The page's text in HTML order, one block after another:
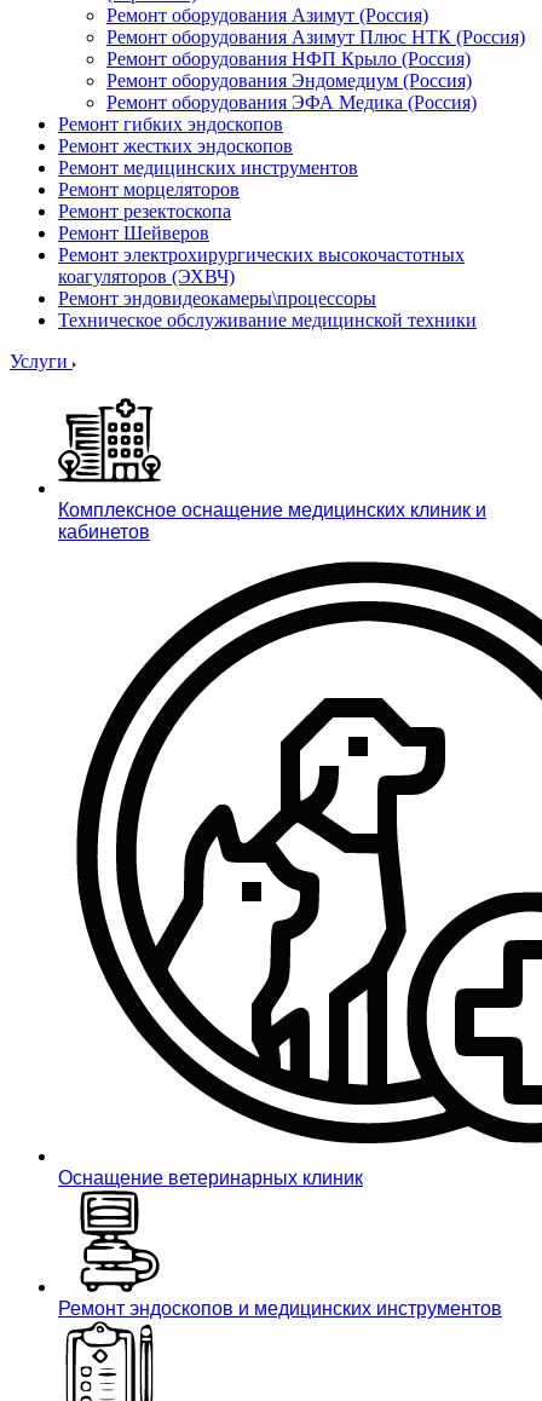
Ремонт оборудования Азимут (Россия)
Ремонт оборудования Азимут Плюс НТК (Россия)
Ремонт оборудования НФП Крыло (Россия)
Ремонт оборудования Эндомедиум (Россия)
Ремонт оборудования ЭФА Медика (Россия)
Ремонт гибких эндоскопов
Ремонт жестких эндоскопов
Ремонт медицинских инструментов
Ремонт морцеляторов
Ремонт резектоскопа
Ремонт Шейверов
Ремонт электрохирургических высокочастотных
коагуляторов (ЭХВЧ)
Ремонт эндовидеокамеры\процессоры
Техническое обслуживание медицинской техники
Услуги
Комплексное оснащение медицинских клиник и
кабинетов
Оснащение ветеринарных клиник
Ремонт эндоскопов и медицинских инструментов